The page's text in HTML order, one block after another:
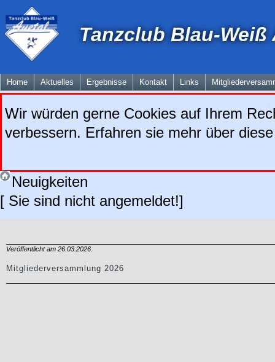
Tanzclub Blau-Weiß
Home Aktuelles Ergebnisse Kontakt Links
Wir würden gerne Cookies auf Ihrem
verbessern. Erfahren sie mehr über
Neuigkeiten
[ Sie sind nicht angemeldet!]
Veröffentlicht am 26.03.2026.
Mitgliederversammlung 2026